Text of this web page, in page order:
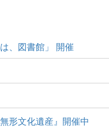
、図書館」 開催
形文化遺産』開催中